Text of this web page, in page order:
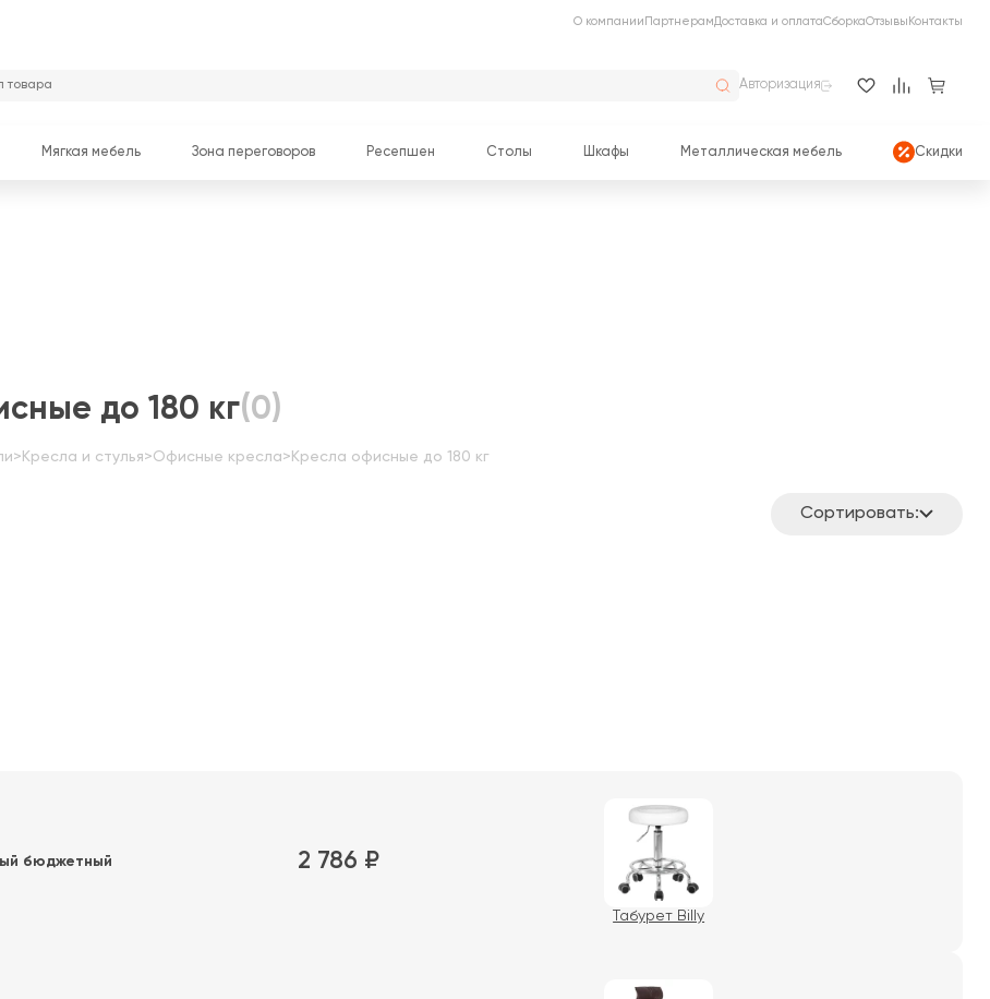
О компании ПартнерамДоставка и оплатаСборкаОтзывы Контакты
Авторизация
Мягкая мебель Зона переговоров Ресепшен Столы Шкафы Металлическая мебель Скидки
до 180 кг(0)
> Кресла и стулья>Офисные кресла> Кресла офисные до 180 кг
Сортировать:
бюджетный 2 786 ₽
Табурет Billy